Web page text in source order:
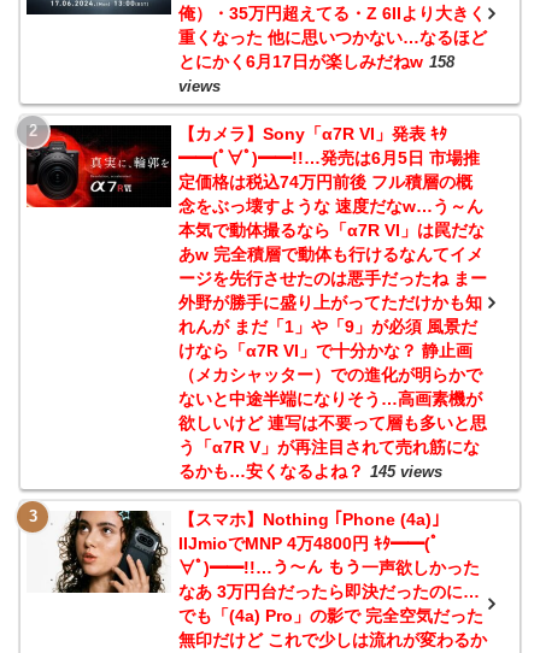
俺）・35万円超えてる・Z 6IIより大きく
重くなった 他に思いつかない…なるほど
とにかく6月17日が楽しみだねw 158
views
【カメラ】Sony「α7R VI」発表 ｷﾀ
━━(ﾟ∀ﾟ)━━!!…発売は6月5日 市場推
定価格は税込74万円前後 フル積層の概
念をぶっ壊すような 速度だなw…う～ん
本気で動体撮るなら「α7R VI」は罠だな
あw 完全積層で動体も行けるなんてイメ
ージを先行させたのは悪手だったね まー
外野が勝手に盛り上がってただけかも知
れんが まだ「1」や「9」が必須 風景だ
けなら「α7R VI」で十分かな？ 静止画
（メカシャッター）での進化が明らかで
ないと中途半端になりそう…高画素機が
欲しいけど 連写は不要って層も多いと思
う「α7R V」が再注目されて売れ筋にな
るかも…安くなるよね？ 145 views
【スマホ】Nothing ｢Phone (4a)｣
IIJmioでMNP 4万4800円 ｷﾀ━━(ﾟ
∀ﾟ)━━!!…う～ん もう一声欲しかった
なあ 3万円台だったら即決だったのに…
でも「(4a) Pro」の影で 完全空気だった
無印だけど これで少しは流れが変わるか